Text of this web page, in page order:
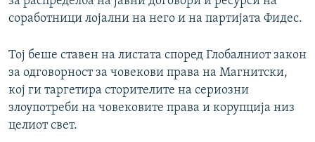
соработници лојални на него и на партијата Фидес.
Тој беше ставен на листата според Глобалниот закон
за одговорност за човекови права на Магнитски,
кој ги таргетира сторителите на сериозни
злоупотреби на човековите права и корупција низ
целиот свет.